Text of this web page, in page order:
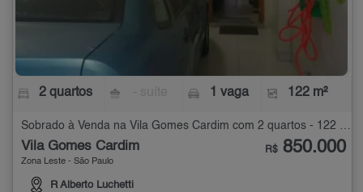
2 quartos 1 vaga 122 m²
Sobrado à Venda na Vila Gomes Cardim com 2 quartos - 122 m²
Vila Gomes Cardim
Zona Leste - São Paulo
R Alberto Luchetti
R$ 850.000